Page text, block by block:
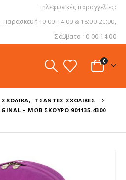
Τηλεφωνικές παραγγελίες:
Παρασκευή 10:00-14:00 & 18:00-20:00,
Σάββατο 10:00-14:00
0
ΣΧΟΛΙΚΆ,
ΤΣΆΝΤΕΣ ΣΧΟΛΙΚΈΣ
– ΜΩΒ ΣΚΟΎΡΟ 901135-4300